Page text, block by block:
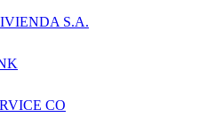
S.A.
CO